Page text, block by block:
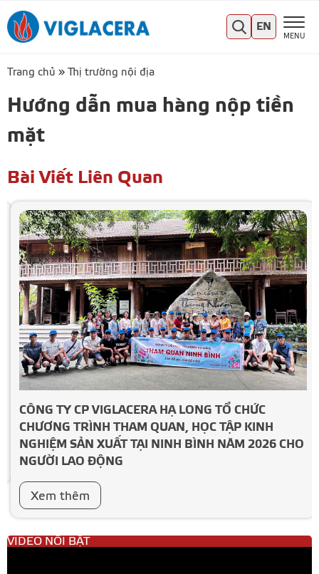
MENU
EN
Trang chủ » Thị trường nội địa
Hướng dẫn mua hàng nộp tiền
mặt
Bài Viết Liên Quan
CÔNG TY CP VIGLACERA HẠ LONG TỔ CHỨC
CHƯƠNG TRÌNH THAM QUAN, HỌC TẬP KINH
NGHIỆM SẢN XUẤT TẠI NINH BÌNH NĂM 2026 CHO
NGƯỜI LAO ĐỘNG
Xem thêm
VIDEO NỔI BẬT